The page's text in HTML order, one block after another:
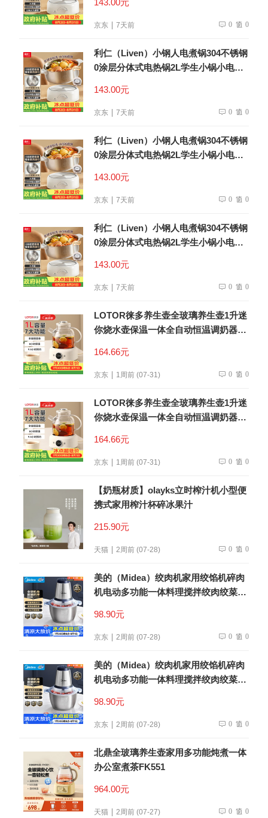
143.00元
京东 7天前 0 0
利仁（Liven）小钢人电煮锅304不锈钢
0涂层分体式电热锅2L学生小锅小电锅
143.00元
京东 7天前 0 0
利仁（Liven）小钢人电煮锅304不锈钢
0涂层分体式电热锅2L学生小锅小电锅
143.00元
京东 7天前 0 0
利仁（Liven）小钢人电煮锅304不锈钢
0涂层分体式电热锅2L学生小锅小电锅
143.00元
京东 7天前 0 0
LOTOR徕多养生壶全玻璃养生壶1升迷
你烧水壶保温一体全自动恒温调奶器电
164.66元
京东 1周前 (07-31) 0 0
LOTOR徕多养生壶全玻璃养生壶1升迷
你烧水壶保温一体全自动恒温调奶器电
164.66元
京东 1周前 (07-31) 0 0
【奶瓶材质】olayks立时榨汁机小型便
携式家用榨汁杯碎冰果汁
215.90元
天猫 2周前 (07-28) 0 0
美的（Midea）绞肉机家用绞馅机碎肉
机电动多功能一体料理搅拌绞肉绞菜馅
2L
98.90元
京东 2周前 (07-28) 0 0
美的（Midea）绞肉机家用绞馅机碎肉
机电动多功能一体料理搅拌绞肉绞菜馅
2L
98.90元
京东 2周前 (07-28) 0 0
北鼎全玻璃养生壶家用多功能炖煮一体
办公室煮茶FK551
964.00元
天猫 2周前 (07-27) 0 0